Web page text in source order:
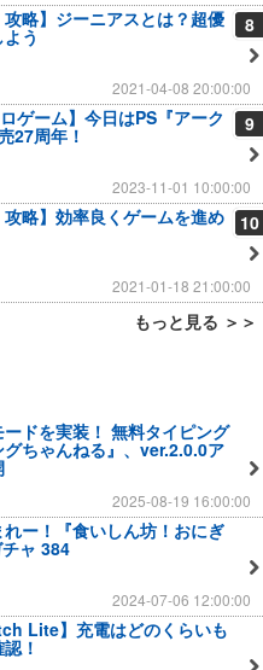
8
攻略】ジーニアスとは？超優
う
2021-04-08 20:00:00
9
ゲーム】今日はPS『アーク
27周年！
2023-11-01 10:00:00
10
攻略】効率良くゲームを進め
2021-01-18 21:00:00
もっと見る ＞＞
ドを実装！ 無料タイピング
ちゃんねる』、ver.2.0.0ア
2025-08-19 16:00:00
ー！『食いしん坊！おにぎ
ャ 384
2024-07-06 12:00:00
Lite】充電はどのくらいも
！